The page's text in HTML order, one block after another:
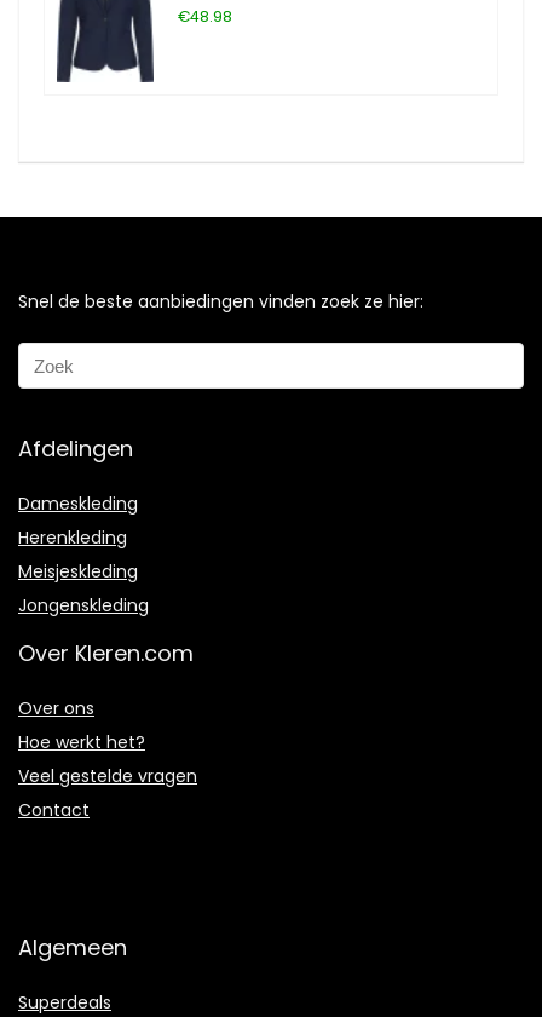
€48.98
Snel de beste aanbiedingen vinden zoek ze hier:
Afdelingen
Dameskleding
Herenkleding
Meisjeskleding
Jongenskleding
Over Kleren.com
Over ons
Hoe werkt het?
Veel gestelde vragen
Contact
Algemeen
Superdeals